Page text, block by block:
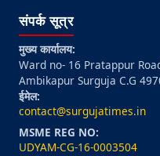
संपर्क सूत्र
मुख्य कार्यालय:
Ward no- 16 Pratappur
Ambikapur Surguja C.G
ईमेल:
contact@surgujatimes.in
MSME REG NO:
UDYAM-CG-16-0003504